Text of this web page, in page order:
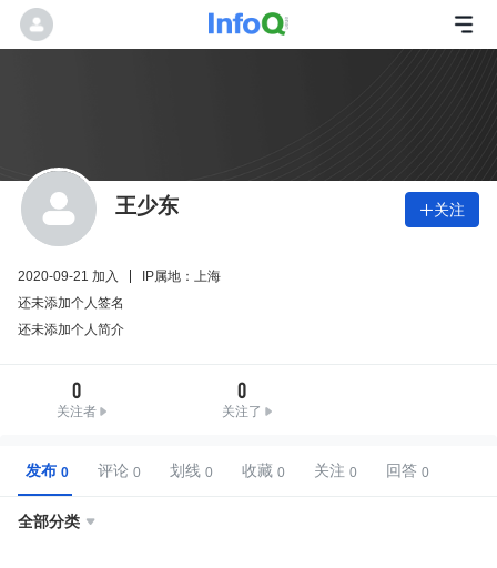
王少东 关注
2020-09-21 加入
IP属地：上海
还未添加个人签名
还未添加个人简介
0
关注者
0
关注了
发布 评论 划线 收藏 关注 回答
全部分类 